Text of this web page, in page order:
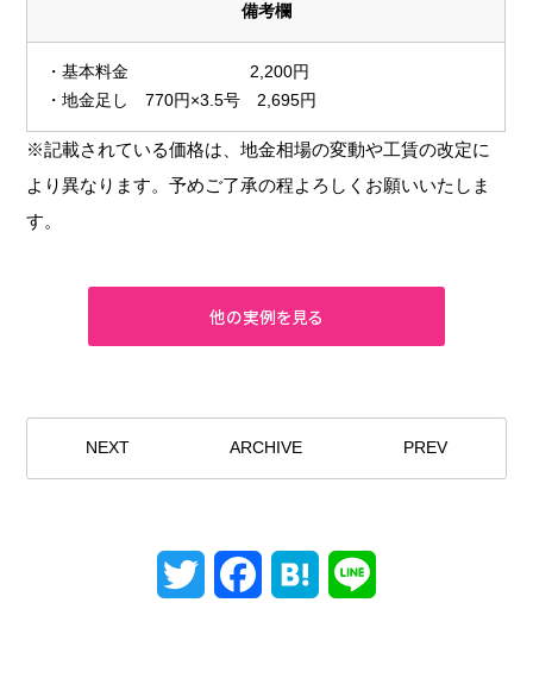
備考欄
・基本料金 2,200円
・地金足し 770円×3.5号 2,695円
※記載されている価格は、地金相場の変動や工賃の改定に
より異なります。予めご了承の程よろしくお願いいたしま
す。
NEXT ARCHIVE PREV
Twitter FacebookHatena